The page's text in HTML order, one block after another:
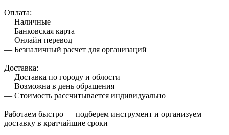
Оплата:
— Наличные
— Банковская карта
— Онлайн перевод
— Безналичный расчет для организаций
Доставка:
— Доставка по городу и облости
— Возможна в день обращения
— Стоимость рассчитывается индивидуально
Работаем быстро — подберем инструмент и организуем
доставку в кратчайшие сроки